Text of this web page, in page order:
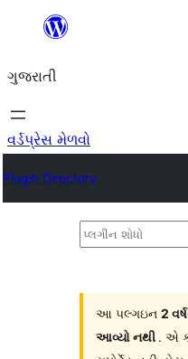
કંટેન્ટ(લખાણ)
જાઓ
ગુજરાતી
વર્ડપ્રેસ મેળવો
Plugin Directory
પ્લગીન
આ પલ્ગઇન 2
આવ્યો નથી . એ